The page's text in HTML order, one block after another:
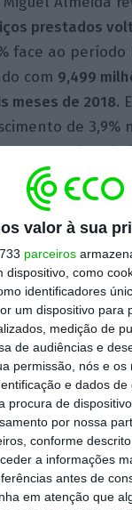
valor à sua
parceiros
dispositivo, como
identificadores
um dispositivo para
medição de
de audiências e
permissão, nós e os
e dados de
procura de
por nossa
conforme
a informações
antes de
em atenção que
prestados
face ao
com 9,499
meses de 2018.
de 3,9%
3,8% na banda
1,5% nos serviços
o que é que vai
exploração
0,5% para
receitas de
motivadas
de
sendo que